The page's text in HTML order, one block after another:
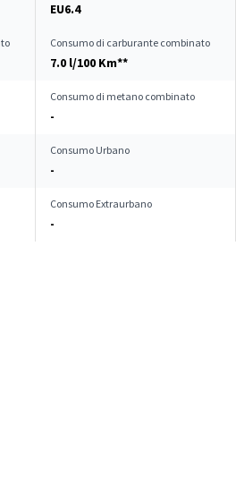
EU6.4
Consumo di carburante combinato
7.0 l/100 Km**
Consumo di metano combinato
-
Consumo Urbano
-
Consumo Extraurbano
-